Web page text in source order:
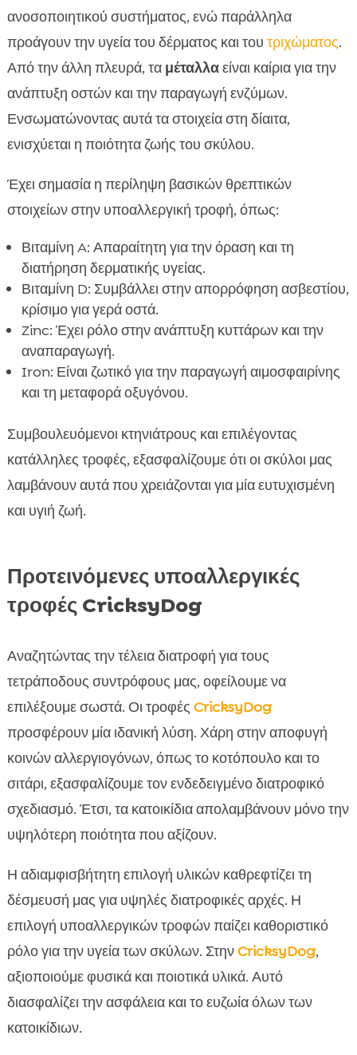
ανοσοποιητικού συστήματος, ενώ παράλληλα
προάγουν την υγεία του δέρματος και του τριχώματος.
Από την άλλη πλευρά, τα μέταλλαείναι καίρια για την
ανάπτυξη οστών και την παραγωγή ενζύμων.
Ενσωματώνοντας αυτά τα στοιχεία στη δίαιτα,
ενισχύεται η ποιότητα ζωής του σκύλου.
Έχει σημασία η περίληψη βασικών θρεπτικών
στοιχείων στην υποαλλεργική τροφή, όπως:
Βιταμίνη A: Απαραίτητη για την όραση και τη
διατήρηση δερματικής υγείας.
Βιταμίνη D: Συμβάλλει στην απορρόφηση ασβεστίου,
κρίσιμο για γερά οστά.
Zinc: Έχει ρόλο στην ανάπτυξη κυττάρων και την
αναπαραγωγή.
Iron: Είναι ζωτικό για την παραγωγή αιμοσφαιρίνης
και τη μεταφορά οξυγόνου.
Συμβουλευόμενοι κτηνιάτρους και επιλέγοντας
κατάλληλες τροφές, εξασφαλίζουμε ότι οι σκύλοι μας
λαμβάνουν αυτά που χρειάζονται για μία ευτυχισμένη
και υγιή ζωή.
Προτεινόμενες υποαλλεργικές
τροφές CricksyDog
Αναζητώντας την τέλεια διατροφή για τους
τετράποδους συντρόφους μας, οφείλουμε να
επιλέξουμε σωστά. Οι τροφές CricksyDog
προσφέρουν μία ιδανική λύση. Χάρη στην αποφυγή
κοινών αλλεργιογόνων, όπως το κοτόπουλο και το
σιτάρι, εξασφαλίζουμε τον ενδεδειγμένο διατροφικό
σχεδιασμό. Έτσι, τα κατοικίδια απολαμβάνουν μόνο την
υψηλότερη ποιότητα που αξίζουν.
Η αδιαμφισβήτητη επιλογή υλικών καθρεφτίζει τη
δέσμευσή μας για υψηλές διατροφικές αρχές. Η
επιλογή υποαλλεργικών τροφών παίζει καθοριστικό
ρόλο για την υγεία των σκύλων. ΣτηνCricksyDog,
αξιοποιούμε φυσικά και ποιοτικά υλικά. Αυτό
διασφαλίζει την ασφάλεια και το ευζωία όλων των
κατοικίδιων.